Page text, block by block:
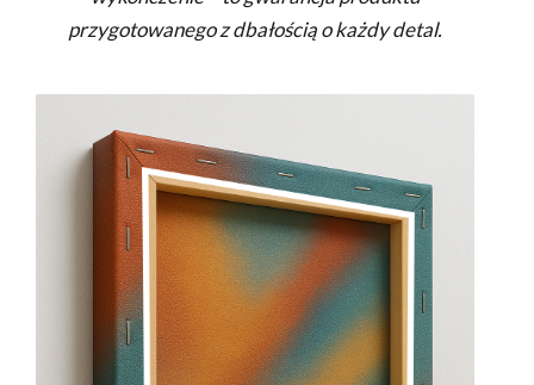
przygotowanego z dbałością o każdy detal.